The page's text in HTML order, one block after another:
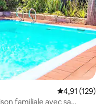
Évaluation
4,91 (129)
familiale avec sa